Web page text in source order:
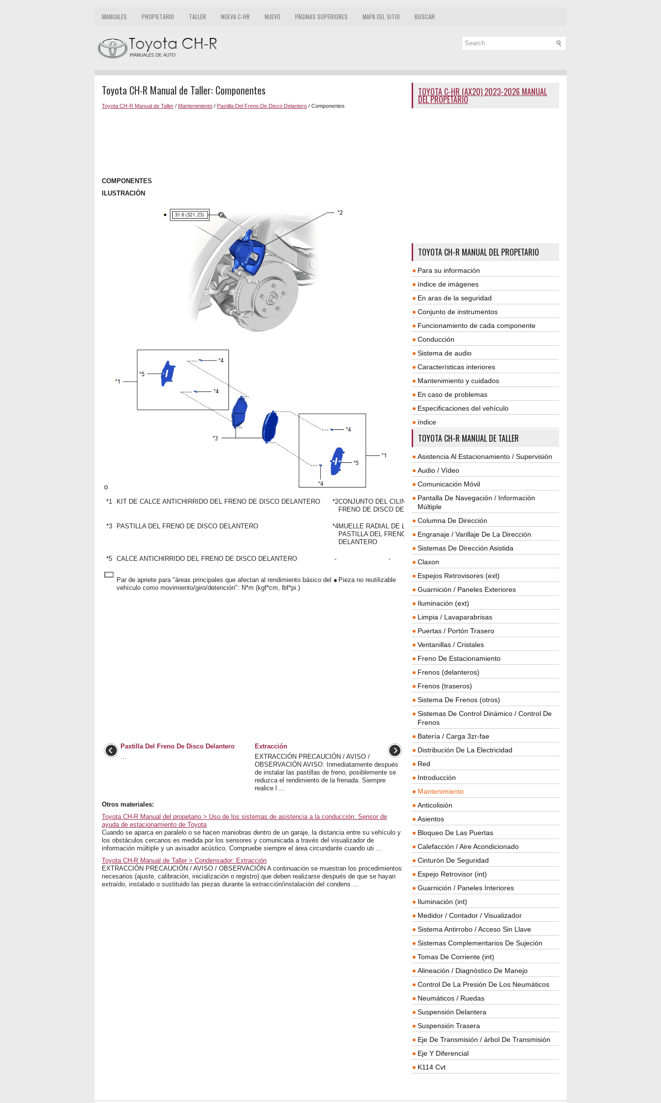
MANUALES PROPIETARIO TALLER NUEVA C-HR NUEVO PÁGINAS SUPERIORES MAPA DEL SITIO BUSCAR
Toyota CH-R Manual de Taller: Componentes
Toyota CH-R Manual de Taller / Mantenimiento / Pastilla Del Freno De Disco Delantero / Componentes
COMPONENTES
ILUSTRACIÓN
*1 KIT DE CALCE ANTICHIRRIDO DEL FRENO DE DISCO DELANTERO *2CONJUNTO DEL CILINDRO DEL
FRENO DE DISCO DELANTERO
*3 PASTILLA DEL FRENO DE DISCO DELANTERO *4MUELLE RADIAL DE LA
PASTILLA DEL FRENO
DELANTERO
*5 CALCE ANTICHIRRIDO DEL FRENO DE DISCO DELANTERO - -
Par de apriete para "áreas principales que afectan al rendimiento básico del
vehículo como movimiento/giro/detención": N*m (kgf*cm, lbf*pi.)
● Pieza no reutilizable
Pastilla Del Freno De Disco Delantero
...
Extracción
EXTRACCIÓN PRECAUCIÓN / AVISO /
OBSERVACIÓN AVISO: Inmediatamente después
de instalar las pastillas de freno, posiblemente se
reduzca el rendimiento de la frenada. Siempre
realice l ...
Otros materiales:
Toyota CH-R Manual del propetario > Uso de los sistemas de asistencia a la conducción: Sensor de
ayuda de estacionamiento de Toyota
Cuando se aparca en paralelo o se hacen maniobras dentro de un garaje, la distancia entre su vehículo y
los obstáculos cercanos es medida por los sensores y comunicada a través del visualizador de
información múltiple y un avisador acústico. Compruebe siempre el área circundante cuando uti ...
Toyota CH-R Manual de Taller > Condensador: Extracción
EXTRACCIÓN PRECAUCIÓN / AVISO / OBSERVACIÓN A continuación se muestran los procedimientos
necesarios (ajuste, calibración, inicialización o registro) que deben realizarse después de que se hayan
extraído, instalado o sustituido las piezas durante la extracción/instalación del condens ...
TOYOTA C-HR (AX20) 2023-2026 MANUAL
DEL PROPETARIO
TOYOTA CH-R MANUAL DEL PROPETARIO
Para su información
índice de imágenes
En aras de la seguridad
Conjunto de instrumentos
Funcionamiento de cada componente
Conducción
Sistema de audio
Características interiores
Mantenimiento y cuidados
En caso de problemas
Especificaciones del vehículo
índice
TOYOTA CH-R MANUAL DE TALLER
Asistencia Al Estacionamiento / Supervisión
Audio / Vídeo
Comunicación Móvil
Pantalla De Navegación / Información
Múltiple
Columna De Dirección
Engranaje / Varillaje De La Dirección
Sistemas De Dirección Asistida
Claxon
Espejos Retrovisores (ext)
Guarnición / Paneles Exteriores
Iluminación (ext)
Limpia / Lavaparabrisas
Puertas / Portón Trasero
Ventanillas / Cristales
Freno De Estacionamiento
Frenos (delanteros)
Frenos (traseros)
Sistema De Frenos (otros)
Sistemas De Control Dinámico / Control De
Frenos
Batería / Carga 3zr-fae
Distribución De La Electricidad
Red
Introducción
Mantenimiento
Anticolisión
Asientos
Bloqueo De Las Puertas
Calefacción / Aire Acondicionado
Cinturón De Seguridad
Espejo Retrovisor (int)
Guarnición / Paneles Interiores
Iluminación (int)
Medidor / Contador / Visualizador
Sistema Antirrobo / Acceso Sin Llave
Sistemas Complementarios De Sujeción
Tomas De Corriente (int)
Alineación / Diagnóstico De Manejo
Control De La Presión De Los Neumáticos
Neumáticos / Ruedas
Suspensión Delantera
Suspensión Trasera
Eje De Transmisión / árbol De Transmisión
Eje Y Diferencial
K114 Cvt